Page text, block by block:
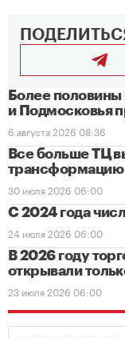
Более
и Подмосковья
6 августа 2026 08:36
Все больше ТЦ
трансформацию
30 июля 2026 06:00
С 2024 года
24 июля 2026 06:00
В 2026 году
открывали
23 июля 2026 06:00